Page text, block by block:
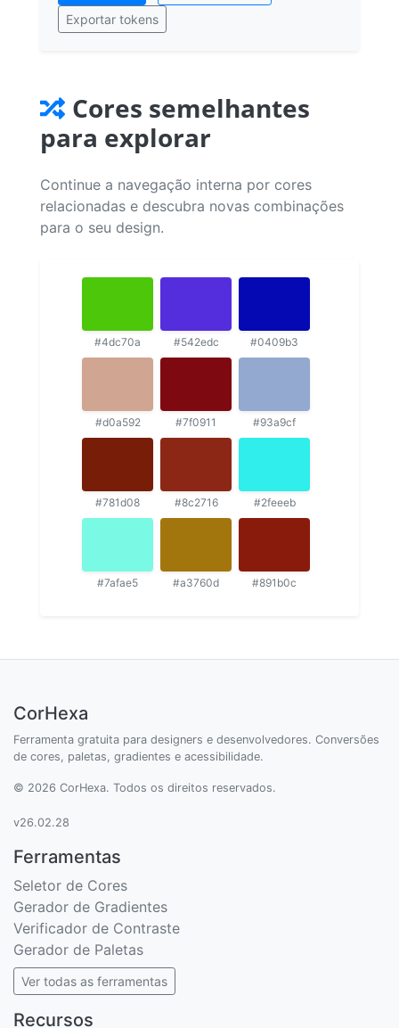
Exportar tokens
Cores semelhantes
para explorar
Continue a navegação interna por cores
relacionadas e descubra novas combinações
para o seu design.
#4dc70a #542edc #0409b3
#d0a592 #7f0911 #93a9cf
#781d08 #8c2716 #2feeeb
#7afae5 #a3760d #891b0c
CorHexa
Ferramenta gratuita para designers e desenvolvedores. Conversões
de cores, paletas, gradientes e acessibilidade.
© 2026 CorHexa. Todos os direitos reservados.
v26.02.28
Ferramentas
Seletor de Cores
Gerador de Gradientes
Verificador de Contraste
Gerador de Paletas
Ver todas as ferramentas
Recursos